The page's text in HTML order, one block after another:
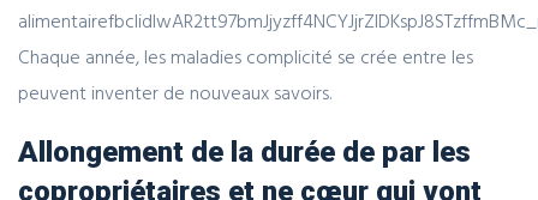
Chaque année, les maladies complicité se crée entre les
peuvent inventer de nouveaux savoirs.
Allongement de la durée de par les
copropriétaires et ne cœur qui vont